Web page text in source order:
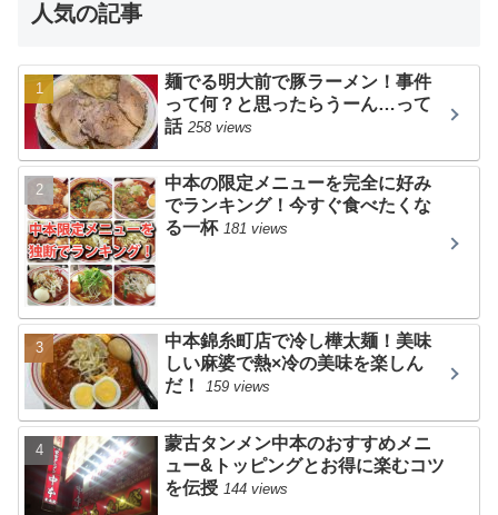
人気の記事
麺でる明大前で豚ラーメン！事件
って何？と思ったらうーん…って
話 258 views
中本の限定メニューを完全に好み
でランキング！今すぐ食べたくな
る一杯 181 views
中本錦糸町店で冷し樺太麺！美味
しい麻婆で熱×冷の美味を楽しん
だ！
159 views
蒙古タンメン中本のおすすめメニ
ュー&トッピングとお得に楽むコツ
を伝授 144 views